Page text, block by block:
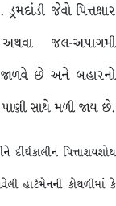
જેવો પિત્તક્ષાર
જલ-અપાગમી
જાળવે છે અને બહારનો
સાથે મળી જાય છે.
દીર્ઘકાલીન પિત્તાશયશોથ
હાર્ટમેનની કોથળીમાં કે